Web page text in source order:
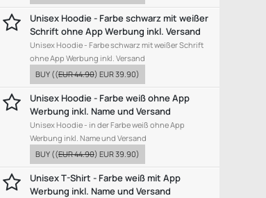
Unisex Hoodie - Farbe schwarz mit weißer
Schrift ohne App Werbung inkl. Versand
Unisex Hoodie - Farbe schwarz mit weißer Schrift
ohne App Werbung inkl. Versand
BUY ((EUR 44.90) EUR 39.90)
Unisex Hoodie - Farbe weiß ohne App
Werbung inkl. Name und Versand
Unisex Hoodie - in der Farbe weiß ohne App
Werbung inkl. Name und Versand
BUY ((EUR 44.90) EUR 39.90)
Unisex T-Shirt - Farbe weiß mit App
Werbung inkl. Name und Versand